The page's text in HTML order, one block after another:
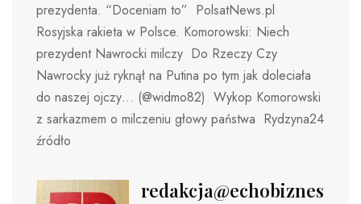
prezydenta. “Doceniam to” PolsatNews.pl
Rosyjska rakieta w Polsce. Komorowski: Niech
prezydent Nawrocki milczy Do Rzeczy Czy
Nawrocky już ryknął na Putina po tym jak doleciała
do naszej ojczy… (@widmo82) Wykop Komorowski
z sarkazmem o milczeniu głowy państwa Rydzyna24
źródło
redakcja@echobiznesu.pl